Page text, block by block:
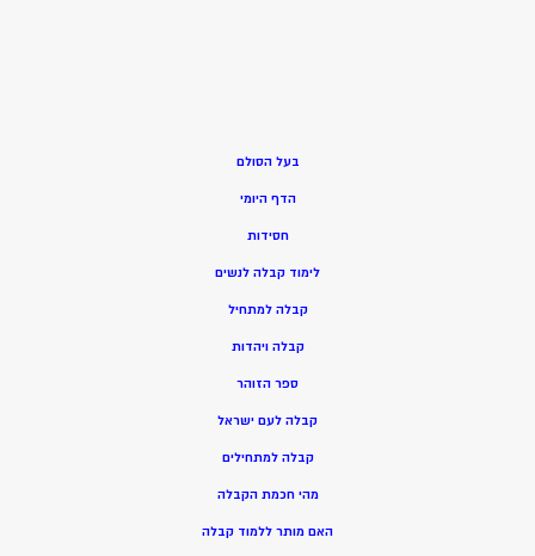
בעל הסולם
הדף היומי
חסידות
לימוד קבלה לנשים
קבלה למתחיל
קבלה ויהדות
ספר הזוהר
קבלה לעם ישראל
קבלה למתחילים
מהי חכמת הקבלה
האם מותר ללמוד קבלה